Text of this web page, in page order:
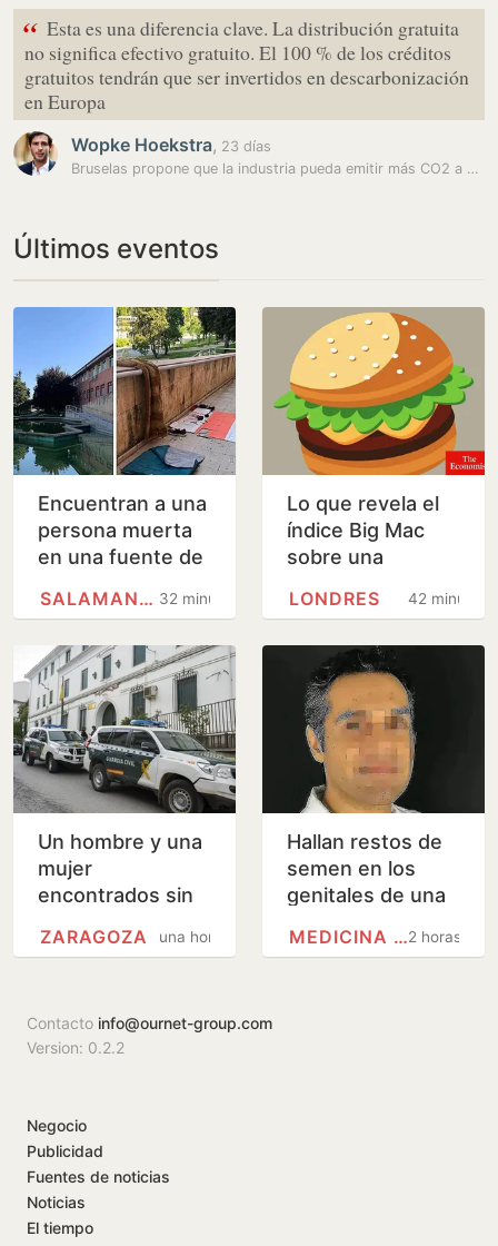
“ Esta es una diferencia clave. La distribución gratuita
no significa efectivo gratuito. El 100 % de los créditos
gratuitos tendrán que ser invertidos en descarbonización
en Europa
Wopke Hoekstra, 23 días
Bruselas propone que la industria pueda emitir más CO2 a cambio de…
Últimos eventos
Encuentran a una
persona muerta
en una fuente de
32 minutos
SALAMANCA
Lo que revela el
índice Big Mac
sobre una
carne» monetaria
42 minutos
LONDRES
Un hombre y una
mujer
encontrados sin
vivienda de
violencia
una hora
ZARAGOZA
Hallan restos de
semen en los
genitales de una
cirujano acusado
2 horas
MEDICINA FORENSE
Contacto info@ournet-group.com
Version: 0.2.2
Negocio
Publicidad
Fuentes de noticias
Noticias
El tiempo